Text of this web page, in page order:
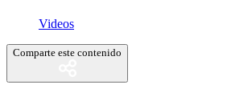
Videos
Comparte este contenido